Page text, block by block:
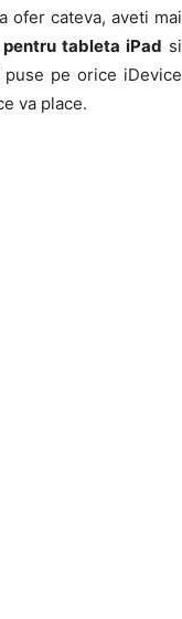
ofer cateva, aveti mai
tableta iPad si
pe orice iDevice
va place.